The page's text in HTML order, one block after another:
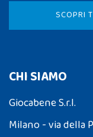
SCOPRI
CHI SIAMO
Giocabene S.r.l.
Milano - via della